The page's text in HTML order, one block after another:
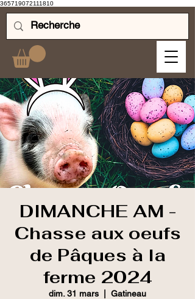
365719072111810
DIMANCHE AM -
Chasse aux oeufs
de Pâques à la
ferme 2024
dim. 31 mars Gatineau